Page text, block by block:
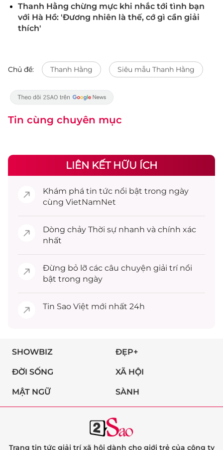
Thanh Hằng chừng mực khi nhắc tới tình bạn
với Hà Hồ: 'Đương nhiên là thế, cớ gì cần giải
thích'
Chủ đề: Thanh Hằng Siêu mẫu Thanh Hằng
Tin cùng chuyên mục
LIÊN KẾT HỮU ÍCH
Khám phá tin tức nổi bật trong ngày
cùng VietNamNet
Dòng chảy Thời sự nhanh và chính xác
nhất
Đừng bỏ lỡ các câu chuyện giải trínổi
bật trong ngày
Tin Sao Việt mới nhất 24h
SHOWBIZ ĐẸP+
ĐỜI SỐNG XÃ HỘI
MẬT NGỮ SÀNH
Trang tin tức giải trí xã hội dành cho giới trẻ của công ty